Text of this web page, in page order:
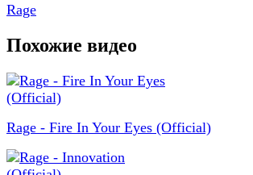
Rage
Похожие видео
Rage - Fire In Your Eyes (Official)